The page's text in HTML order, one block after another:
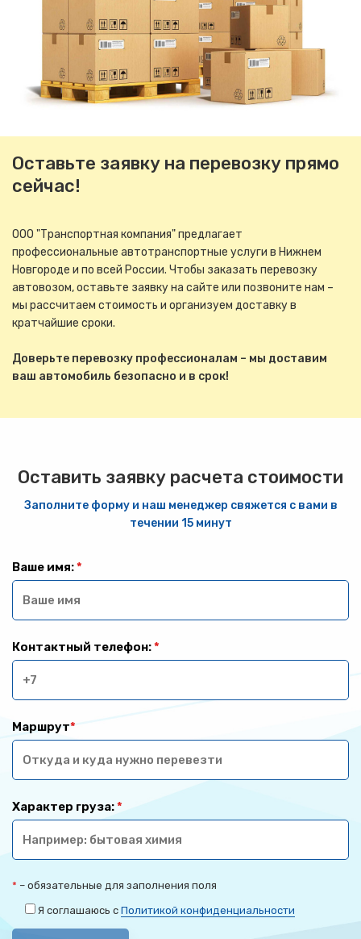
Оставьте заявку на перевозку прямо
сейчас!
ООО "Транспортная компания" предлагает
профессиональные автотранспортные услуги в Нижнем
Новгороде и по всей России. Чтобы заказать перевозку
автовозом, оставьте заявку на сайте или позвоните нам –
мы рассчитаем стоимость и организуем доставку в
кратчайшие сроки.
Доверьте перевозку профессионалам – мы доставим
ваш автомобиль безопасно и в срок!
Оставить заявку расчета стоимости
Заполните форму и наш менеджер свяжется с вами в
течении 15 минут
Ваше имя:*
Контактный телефон:*
Маршрут*
Характер груза:*
* – обязательные для заполнения поля
Я соглашаюсь с Политикой конфиденциальности